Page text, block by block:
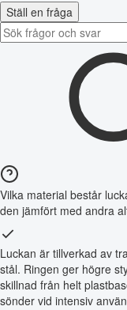
Ställ en fråga
Vilka material består
den jämfört med andra
Luckan är tillverkad av
stål. Ringen ger högre
skillnad från helt
sönder vid intensiv